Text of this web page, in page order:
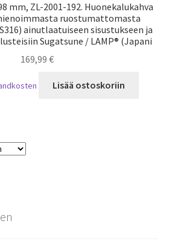
mm, ZL-2001-192. Huonekalukahva
ruostumattomasta
ainutlaatuiseen sisustukseen ja
Sugatsune / LAMP® (Japani
169,99 €
Lisää ostoskoriin